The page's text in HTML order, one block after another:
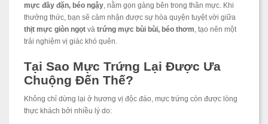
mực đầy đặn, béo ngậy, nằm gọn gàng bên trong thân mực. Khi
thưởng thức, bạn sẽ cảm nhận được sự hòa quyện tuyệt vời giữa
thịt mực giòn ngọt và trứng mực bùi bùi, béo thơm, tạo nên một
trải nghiệm vị giác khó quên.
Tại Sao Mực Trứng Lại Được Ưa
Chuộng Đến Thế?
Không chỉ dừng lại ở hương vị độc đáo, mực trứng còn được lòng
thực khách bởi nhiều lý do: